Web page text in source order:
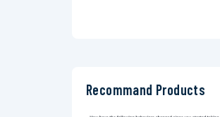
Recommand Products